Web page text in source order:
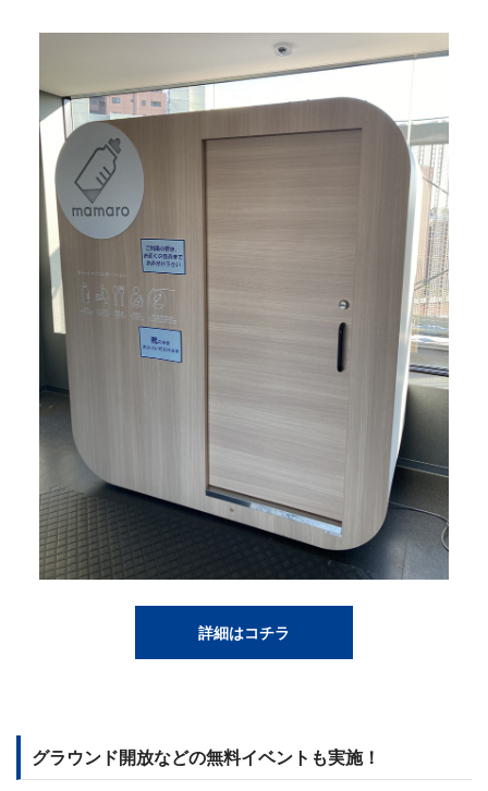
詳細はコチラ
グラウンド開放などの無料イベントも実施！